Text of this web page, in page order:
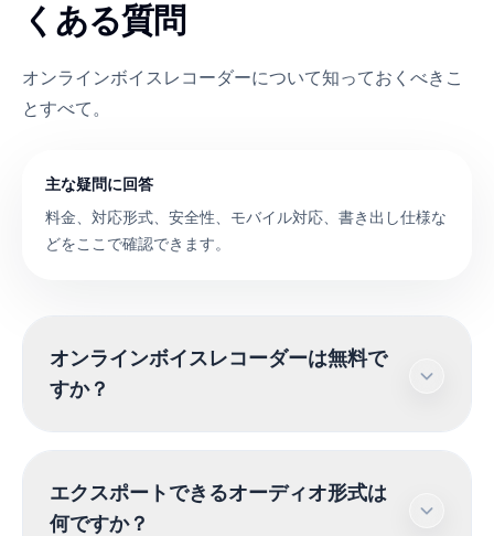
くある質問
オンラインボイスレコーダーについて知っておくべきこ
とすべて。
主な疑問に回答
料金、対応形式、安全性、モバイル対応、書き出し仕様な
どをここで確認できます。
オンラインボイスレコーダーは無料で
すか？
用できます。サブスクリプションや隠れた費用な
エクスポートできるオーディオ形式は
何ですか？